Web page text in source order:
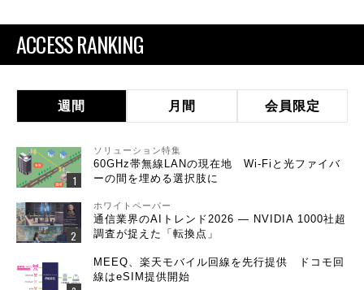
ACCESS RANKING
週間 月間 会員限定
ソリューション特集
60GHz帯無線LANの現在地 Wi-Fiと光ファイバ
ーの間を埋める選択肢に
ホワイトペーパー
通信業界のAIトレンド2026 ― NVIDIA 1000社超
調査が捉えた「転換点」
MEEQ、楽天モバイル回線を先行提供 ドコモ回
線はeSIM提供開始